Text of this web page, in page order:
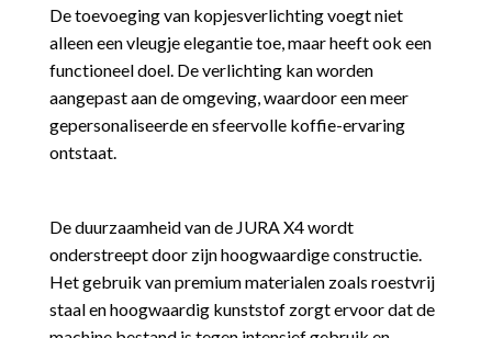
De toevoeging van kopjesverlichting voegt niet
alleen een vleugje elegantie toe, maar heeft ook een
functioneel doel. De verlichting kan worden
aangepast aan de omgeving, waardoor een meer
gepersonaliseerde en sfeervolle koffie-ervaring
ontstaat.
De duurzaamheid van de JURA X4 wordt
onderstreept door zijn hoogwaardige constructie.
Het gebruik van premium materialen zoals roestvrij
staal en hoogwaardig kunststof zorgt ervoor dat de